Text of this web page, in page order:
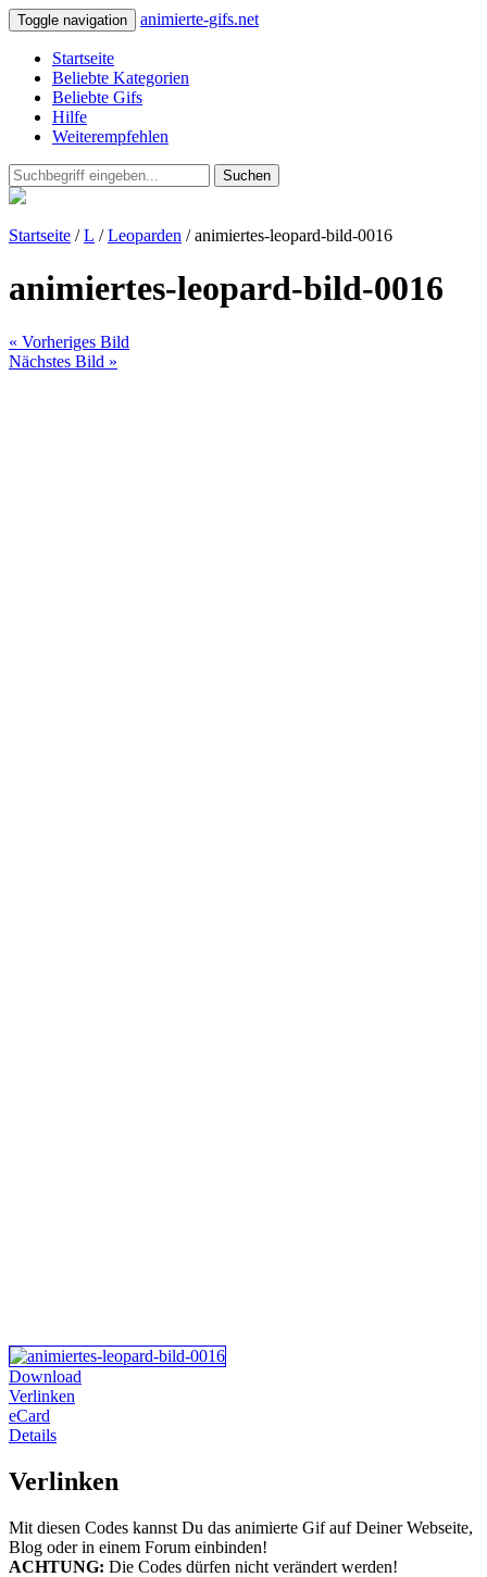
Toggle navigation animierte-gifs.net
Startseite
Beliebte Kategorien
Beliebte Gifs
Hilfe
Weiterempfehlen
Suchen
Startseite /L /Leoparden / animiertes-leopard-bild-0016
animiertes-leopard-bild-0016
« Vorheriges Bild
Nächstes Bild »
Download
Verlinken
eCard
Details
Verlinken
Mit diesen Codes kannst Du das animierte Gif auf Deiner Webseite,
Blog oder in einem Forum einbinden!
ACHTUNG: Die Codes dürfen nicht verändert werden!